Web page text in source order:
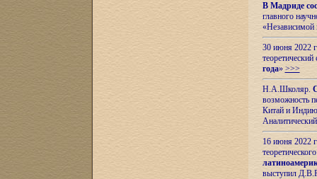
В Мадриде
главного
«Независимой
30 июня 2022
года» >>>
Н.А.Школяр.
возможность
Китай и
16 июня 2022
выступил